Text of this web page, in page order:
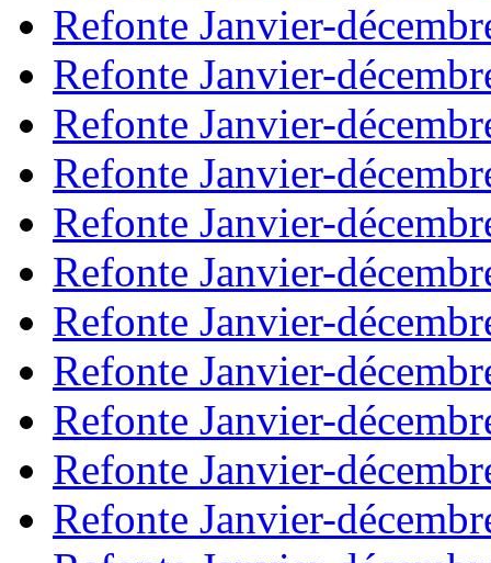
Refonte Janvier-
Refonte Janvier-
Refonte Janvier-
Refonte Janvier-
Refonte Janvier-
Refonte Janvier-
Refonte Janvier-
Refonte Janvier-
Refonte Janvier-
Refonte Janvier-
Refonte Janvier-